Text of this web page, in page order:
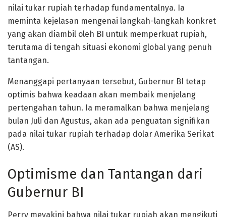
nilai tukar rupiah terhadap fundamentalnya. Ia
meminta kejelasan mengenai langkah-langkah konkret
yang akan diambil oleh BI untuk memperkuat rupiah,
terutama di tengah situasi ekonomi global yang penuh
tantangan.
Menanggapi pertanyaan tersebut, Gubernur BI tetap
optimis bahwa keadaan akan membaik menjelang
pertengahan tahun. Ia meramalkan bahwa menjelang
bulan Juli dan Agustus, akan ada penguatan signifikan
pada nilai tukar rupiah terhadap dolar Amerika Serikat
(AS).
Optimisme dan Tantangan dari
Gubernur BI
Perry meyakini bahwa nilai tukar rupiah akan mengikuti